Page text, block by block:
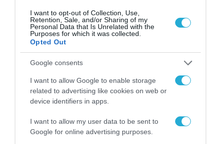
I want to opt-out of Collection, Use,
Retention, Sale, and/or Sharing of my
Personal Data that Is Unrelated with the
Purposes for which it was collected.
Opted Out
Google consents
I want to allow Google to enable storage
related to advertising like cookies on web or
device identifiers in apps.
I want to allow my user data to be sent to
Google for online advertising purposes.
χώρο της άμυνας
Η πιο ταξιδιάρικη
βαλίτσα του φετινού
καλοκαιριού έχει την
υπογραφή της Xiaomi
31.07.2026
ΟΛΗ Η ΡΟΗ ΕΙΔΗΣΕΩΝ